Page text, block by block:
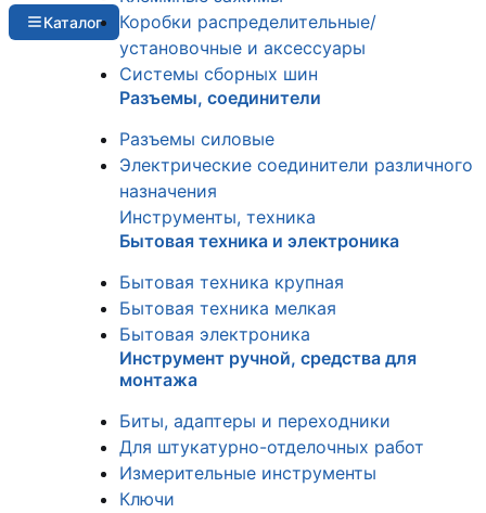
Каталог
Коробки распределительные/
установочные и аксессуары
Системы сборных шин
Разъемы, соединители
Разъемы силовые
Электрические соединители различного
назначения
Инструменты, техника
Бытовая техника и электроника
Бытовая техника крупная
Бытовая техника мелкая
Бытовая электроника
Инструмент ручной, средства для
монтажа
Биты, адаптеры и переходники
Для штукатурно-отделочных работ
Измерительные инструменты
Ключи